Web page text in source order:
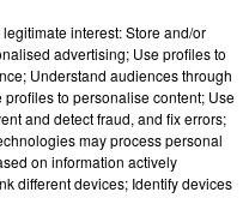
interest: Store and/or
advertising; Use profiles to
Understand audiences through
to personalise content; Use
and detect fraud, and fix errors;
may process personal
on information actively
different devices; Identify devices